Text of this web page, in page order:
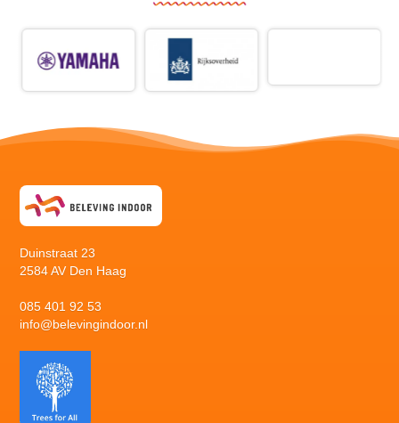
Duinstraat 23
2584 AV Den Haag
085 401 92 53
info@belevingindoor.nl